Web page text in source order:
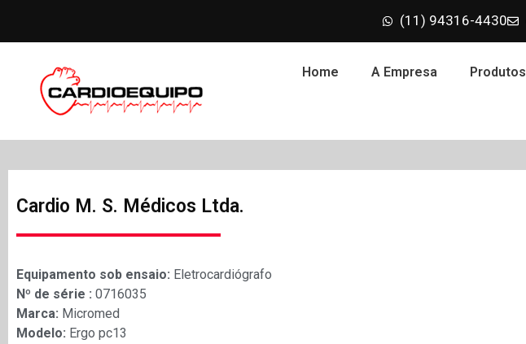
(11) 94316-4430
Home A Empresa Produtos
Cardio M. S. Médicos Ltda.
Equipamento sob ensaio: Eletrocardiógrafo
Nº de série : 0716035
Marca: Micromed
Modelo: Ergo pc13